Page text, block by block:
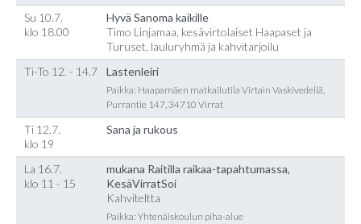
Su 10.7.
klo 18.00
Hyvä Sanoma kaikille
Timo Linjamaa, kesävirtolaiset Haapaset ja
Turuset, lauluryhmä ja kahvitarjoilu
Ti-To 12. - 14.7
Lastenleiri
Paikka: Haapamäen matkailutila Virtain Vaskivedellä,
Purrantie 147, 34710 Virrat
Ti 12.7.
klo 19
Sana ja rukous
La 16.7.
klo 11 - 15
mukana Raitilla raikaa-tapahtumassa,
KesäVirratSoi
Kahviteltta
Paikka: Yhtenäiskoulun piha-alue